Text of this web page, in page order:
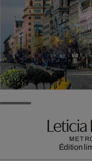
Édition